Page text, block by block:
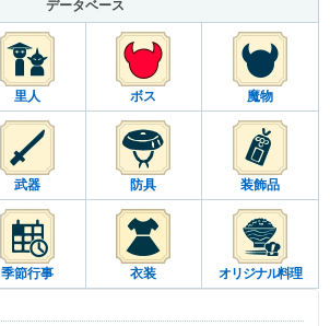
データベース
里人 ボス 魔物
武器 防具 装飾品
季節行事 衣装 オリジナル料理